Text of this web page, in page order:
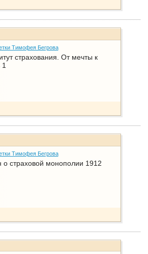
Тимофея Бегрова
страхования. От мечты к
1
Тимофея Бегрова
о страховой монополии 1912